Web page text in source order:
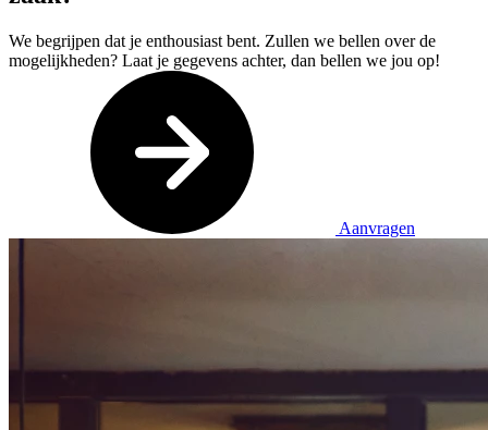
We begrijpen dat je enthousiast bent. Zullen we bellen over de
mogelijkheden? Laat je gegevens achter, dan bellen we jou op!
Aanvragen